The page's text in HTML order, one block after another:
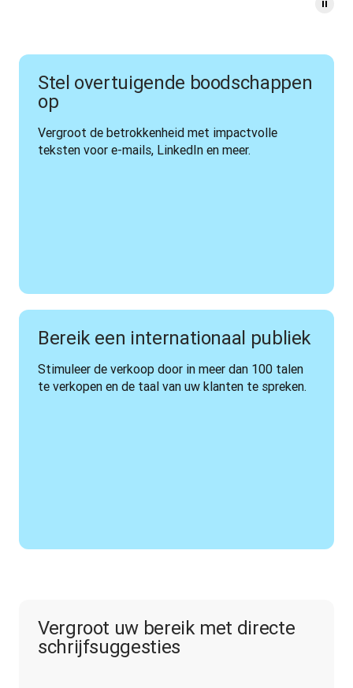
Stel overtuigende boodschappen
op
Vergroot de betrokkenheid met impactvolle
teksten voor e-mails, LinkedIn en meer.
Bereik een internationaal publiek
Stimuleer de verkoop door in meer dan 100 talen
te verkopen en de taal van uw klanten te spreken.
Vergroot uw bereik met directe
schrijfsuggesties